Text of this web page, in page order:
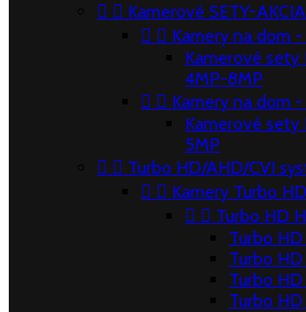
  Kamerové SETY-AKCIA
  Kamery na dom
Kamerové sety
4MP-8MP
  Kamery na dom
Kamerové sety
5MP
  Turbo HD/AHD/CVI
  Kamery Turbo HD
  Turbo HD
Turbo
Turbo
Turbo
Turbo